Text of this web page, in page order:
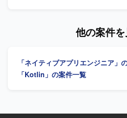
開発に関連する各種ドキュメント
す。関係者とコミュニケーション
ーザビリティを意識した開発がで
iOS/Androidいずれかの専門性を
他の案件
「ネイティブアプリエンジニア」
「Kotlin」の案件一覧